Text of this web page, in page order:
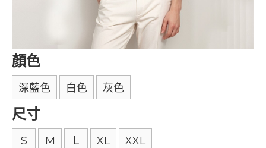
顏色
深藍色 白色 灰色
尺寸
S M Ｌ XL XXL